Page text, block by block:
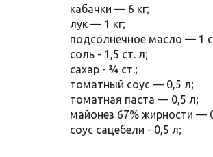
кабачки — 6 кг;
лук — 1 кг;
подсолнечное масло — 1
соль - 1,5 ст. л;
сахар - ¾ ст.;
томатный соус — 0,5 л;
томатная паста — 0,5 л;
майонез 67% жирности —
соус сацебели - 0,5 л;